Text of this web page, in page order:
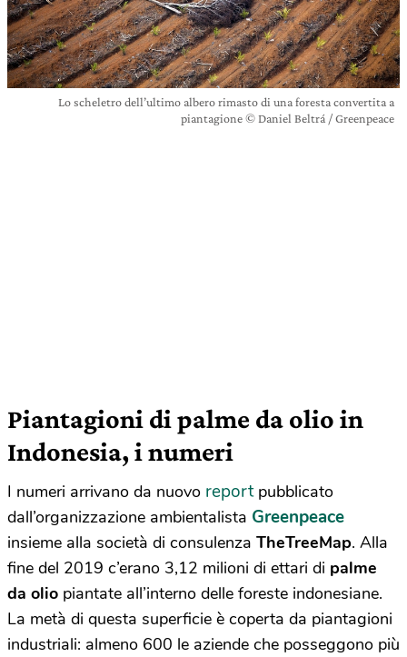
Lo scheletro dell’ultimo albero rimasto di una foresta convertita a
piantagione © Daniel Beltrá / Greenpeace
Piantagioni di palme da olio in
Indonesia, i numeri
I numeri arrivano da nuovo reportpubblicato
dall’organizzazione ambientalista Greenpeace
insieme alla società di consulenza TheTreeMap. Alla
fine del 2019 c’erano 3,12 milioni di ettari di palme
da olio piantate all’interno delle foreste indonesiane.
La metà di questa superficie è coperta da piantagioni
industriali: almeno 600 le aziende che posseggono più